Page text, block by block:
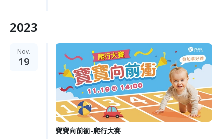
2023
Nov.
19
寶寶向前衝-爬行大賽